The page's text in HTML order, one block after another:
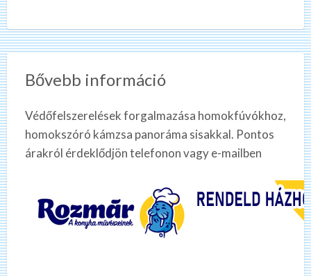
Bővebb információ
Védőfelszerelések forgalmazása homokfúvókhoz,
homokszóró kámzsa panoráma sisakkal. Pontos
árakról érdeklődjön telefonon vagy e-mailben